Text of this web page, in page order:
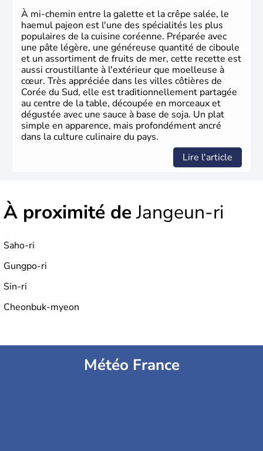
À mi-chemin entre la galette et la crêpe salée, le
haemul pajeon est l'une des spécialités les plus
populaires de la cuisine coréenne. Préparée avec
une pâte légère, une généreuse quantité de ciboule
et un assortiment de fruits de mer, cette recette est
aussi croustillante à l'extérieur que moelleuse à
cœur. Très appréciée dans les villes côtières de
Corée du Sud, elle est traditionnellement partagée
au centre de la table, découpée en morceaux et
dégustée avec une sauce à base de soja. Un plat
simple en apparence, mais profondément ancré
dans la culture culinaire du pays.
Lire l'article
À proximité deJangeun-ri
Saho-ri
Gungpo-ri
Sin-ri
Cheonbuk-myeon
Météo France